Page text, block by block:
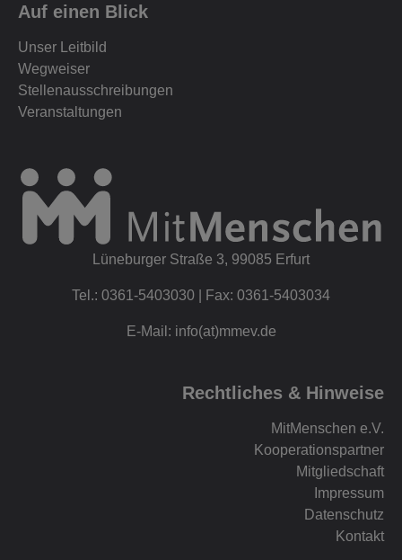
Auf einen Blick
Unser Leitbild
Wegweiser
Stellenausschreibungen
Veranstaltungen
Lüneburger Straße 3, 99085 Erfurt
Tel.: 0361-5403030 | Fax: 0361-5403034
E-Mail: info(at)mmev.de
Rechtliches & Hinweise
MitMenschen e.V.
Kooperationspartner
Mitgliedschaft
Impressum
Datenschutz
Kontakt